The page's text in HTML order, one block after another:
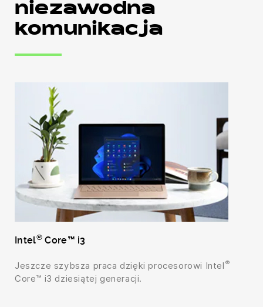
niezawodna
komunikacja
Intel®Core™ i3
Jeszcze szybsza praca dzięki procesorowi Intel ®
Core™ i3 dziesiątej generacji.